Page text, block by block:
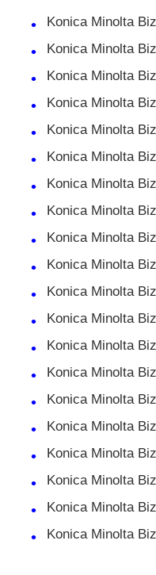
Konica Minolta
Konica Minolta
Konica Minolta
Konica Minolta
Konica Minolta
Konica Minolta
Konica Minolta
Konica Minolta
Konica Minolta
Konica Minolta
Konica Minolta
Konica Minolta
Konica Minolta
Konica Minolta
Konica Minolta
Konica Minolta
Konica Minolta
Konica Minolta
Konica Minolta
Konica Minolta